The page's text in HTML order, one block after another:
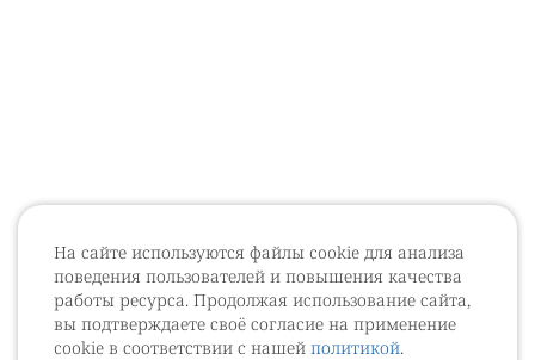
На сайте используются файлы cookie для анализа
поведения пользователей и повышения качества
работы ресурса. Продолжая использование сайта,
вы подтверждаете своё согласие на применение
cookie в соответствии с нашей политикой.